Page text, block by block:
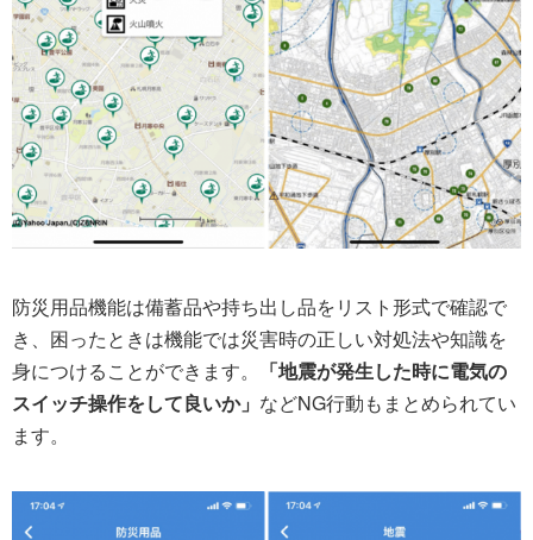
防災用品機能は備蓄品や持ち出し品をリスト形式で確認で
き、困ったときは機能では災害時の正しい対処法や知識を
身につけることができます。
「地震が発生した時に電気の
スイッチ操作をして良いか」 などNG行動もまとめられてい
ます。